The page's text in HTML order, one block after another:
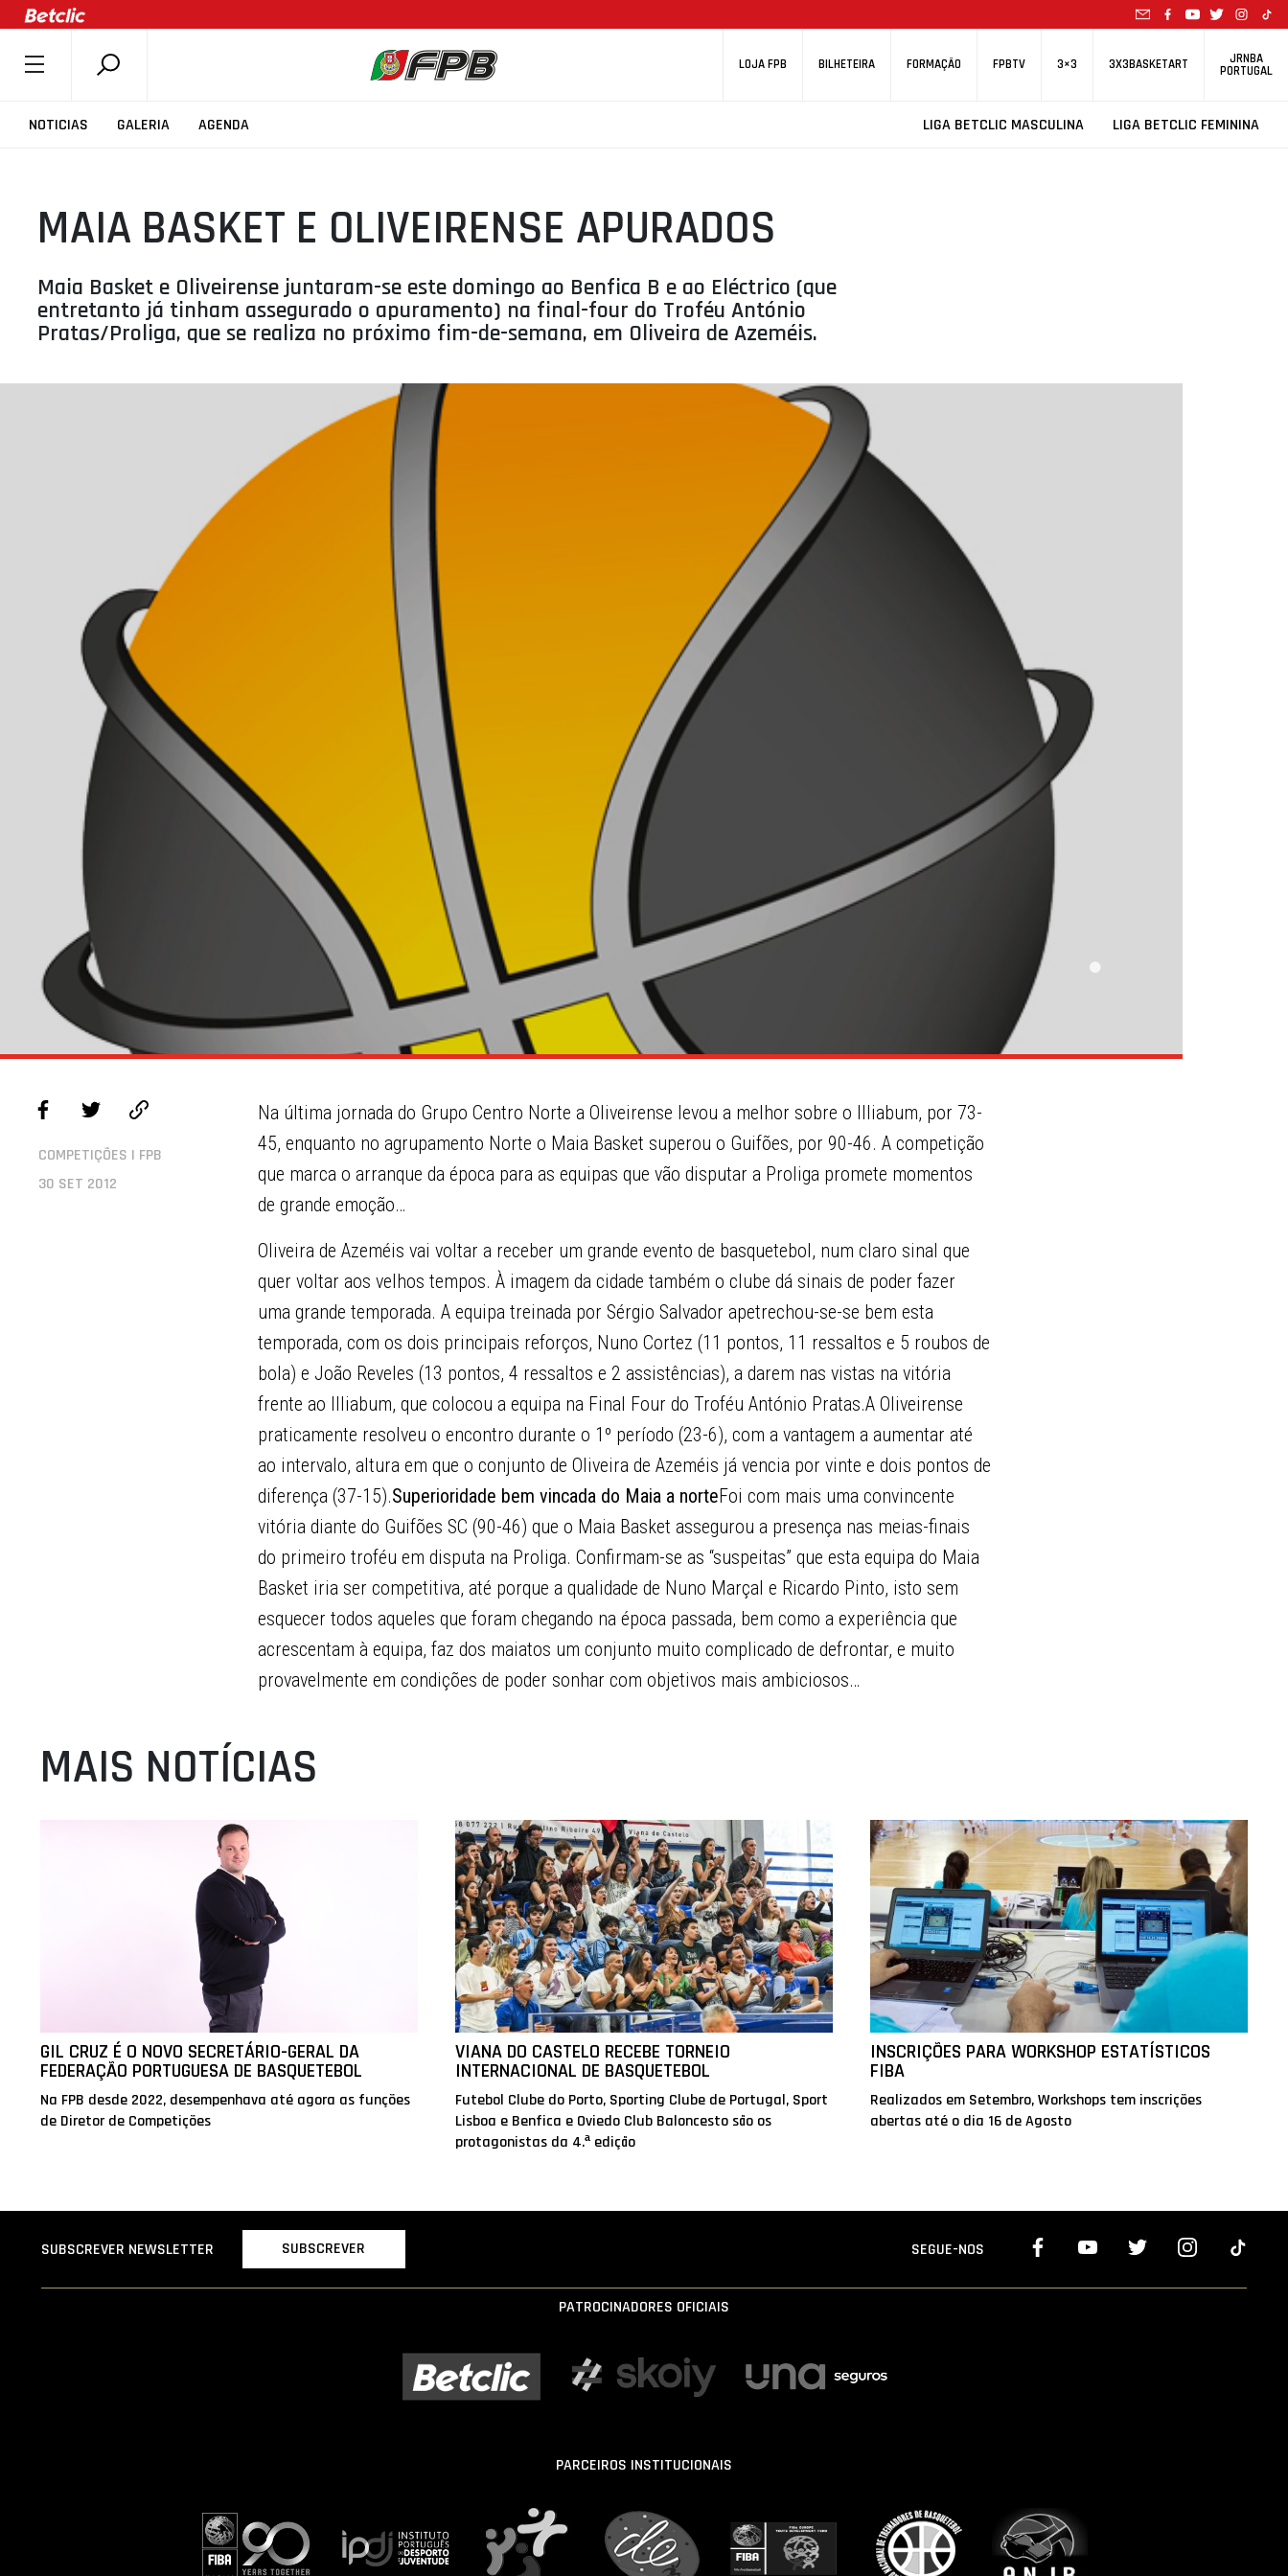
LOJA FPB BILHETEIRA FORMAÇÃO FPBTV 3×3 3X3BASKETART JRNBA
PORTUGAL
NOTICIAS GALERIA AGENDA LIGA BETCLIC MASCULINA LIGA BETCLIC FEMININA
SOBRE A FPB
COMPETIÇÕES
ASSOCIAÇÕES
CLUBES
AGENTES
SELEÇÕES
MAIA BASKET E OLIVEIRENSE APURADOS
Maia Basket e Oliveirense juntaram-se este domingo ao Benfica B e ao Eléctrico (que
entretanto já tinham assegurado o apuramento) na final-four do Troféu António
Pratas/Proliga, que se realiza no próximo fim-de-semana, em Oliveira de Azeméis.
COMPETIÇÕES | FPB
30 SET 2012
Na última jornada do Grupo Centro Norte a Oliveirense levou a melhor sobre o Illiabum, por 73-
45, enquanto no agrupamento Norte o Maia Basket superou o Guifões, por 90-46. A competição
que marca o arranque da época para as equipas que vão disputar a Proliga promete momentos
de grande emoção…
Oliveira de Azeméis vai voltar a receber um grande evento de basquetebol, num claro sinal que
quer voltar aos velhos tempos. À imagem da cidade também o clube dá sinais de poder fazer
uma grande temporada. A equipa treinada por Sérgio Salvador apetrechou-se-se bem esta
temporada, com os dois principais reforços, Nuno Cortez (11 pontos, 11 ressaltos e 5 roubos de
bola) e João Reveles (13 pontos, 4 ressaltos e 2 assistências), a darem nas vistas na vitória
frente ao Illiabum, que colocou a equipa na Final Four do Troféu António Pratas.A Oliveirense
praticamente resolveu o encontro durante o 1º período (23-6), com a vantagem a aumentar até
ao intervalo, altura em que o conjunto de Oliveira de Azeméis já vencia por vinte e dois pontos de
diferença (37-15).Superioridade bem vincada do Maia a norteFoi com mais uma convincente
vitória diante do Guifões SC (90-46) que o Maia Basket assegurou a presença nas meias-finais
do primeiro troféu em disputa na Proliga. Confirmam-se as “suspeitas” que esta equipa do Maia
Basket iria ser competitiva, até porque a qualidade de Nuno Marçal e Ricardo Pinto, isto sem
esquecer todos aqueles que foram chegando na época passada, bem como a experiência que
acrescentam à equipa, faz dos maiatos um conjunto muito complicado de defrontar, e muito
provavelmente em condições de poder sonhar com objetivos mais ambiciosos…
MAIS NOTÍCIAS
GIL CRUZ É O NOVO SECRETÁRIO-GERAL DA
FEDERAÇÃO PORTUGUESA DE BASQUETEBOL
Na FPB desde 2022, desempenhava até agora as funções
de Diretor de Competições
VIANA DO CASTELO RECEBE TORNEIO
INTERNACIONAL DE BASQUETEBOL
Futebol Clube do Porto, Sporting Clube de Portugal, Sport
Lisboa e Benfica e Oviedo Club Baloncesto são os
protagonistas da 4.ª edição
INSCRIÇÕES PARA WORKSHOP ESTATÍSTICOS
FIBA
Realizados em Setembro, Workshops tem inscrições
abertas até o dia 16 de Agosto
SUBSCREVER NEWSLETTER SUBSCREVER SEGUE-NOS
PATROCINADORES OFICIAIS
PARCEIROS INSTITUCIONAIS